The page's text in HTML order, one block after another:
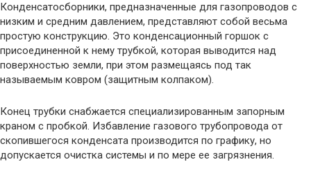
Конденсатосборники, предназначенные для газопроводов с
низким и средним давлением, представляют собой весьма
простую конструкцию. Это конденсационный горшок с
присоединенной к нему трубкой, которая выводится над
поверхностью земли, при этом размещаясь под так
называемым ковром (защитным колпаком).
Конец трубки снабжается специализированным запорным
краном с пробкой. Избавление газового трубопровода от
скопившегося конденсата производится по графику, но
допускается очистка системы и по мере ее загрязнения.